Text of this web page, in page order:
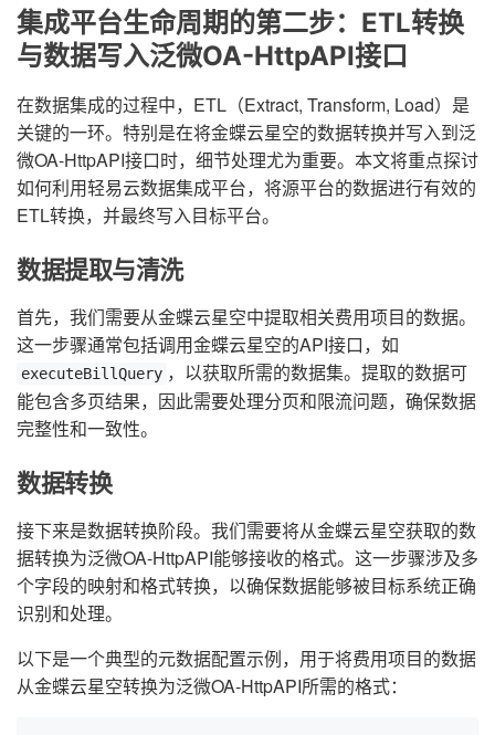
集成平台生命周期的第二步：ETL转换
与数据写入泛微OA-HttpAPI接口
在数据集成的过程中，ETL（Extract, Transform, Load）是
关键的一环。特别是在将金蝶云星空的数据转换并写入到泛
微OA-HttpAPI接口时，细节处理尤为重要。本文将重点探讨
如何利用轻易云数据集成平台，将源平台的数据进行有效的
ETL转换，并最终写入目标平台。
数据提取与清洗
首先，我们需要从金蝶云星空中提取相关费用项目的数据。
这一步骤通常包括调用金蝶云星空的API接口，如
executeBillQuery ，以获取所需的数据集。提取的数据可
能包含多页结果，因此需要处理分页和限流问题，确保数据
完整性和一致性。
数据转换
接下来是数据转换阶段。我们需要将从金蝶云星空获取的数
据转换为泛微OA-HttpAPI能够接收的格式。这一步骤涉及多
个字段的映射和格式转换，以确保数据能够被目标系统正确
识别和处理。
以下是一个典型的元数据配置示例，用于将费用项目的数据
从金蝶云星空转换为泛微OA-HttpAPI所需的格式：